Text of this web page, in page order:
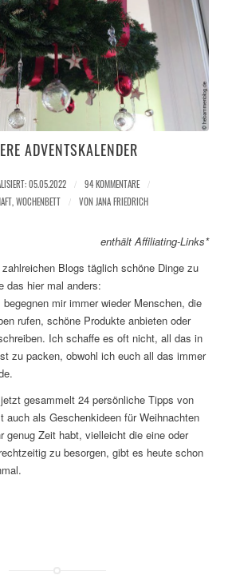
ADVENTSKALENDER
05.05.2022 / 94 KOMMENTARE
/
,WOCHENBETT / VON JANA FRIEDRICH
enthält Affiliating-Links*
Blogs täglich schöne Dinge zu
das hier mal anders:
mir immer wieder Menschen, die
rufen, schöne Produkte anbieten oder
Ich schaffe es oft nicht, all das in
zu packen, obwohl ich euch all das immer
gesammelt 24 persönliche Tipps von
auch als Geschenkideen für Weihnachten
genug Zeit habt, vielleicht die eine oder
zu besorgen, gibt es heute schon